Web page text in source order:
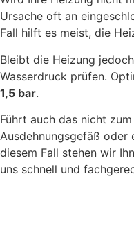
Ursache oft an
Fall hilft es meist, die
Bleibt die Heizung
Wasserdruck prüfen.
1,5 bar.
Führt auch das nicht
Ausdehnungsgefäß oder
diesem Fall stehen wir
uns schnell und